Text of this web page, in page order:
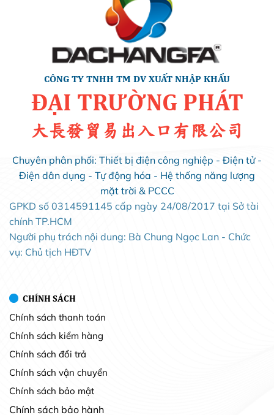
CÔNG TY TNHH TM DV XUẤT NHẬP KHẨU
ĐẠI TRƯỜNG PHÁT
大長發貿易出入口有限公司
Chuyên phân phối: Thiết bị điện công nghiệp - Điện tử -
Điện dân dụng - Tự động hóa - Hệ thống năng lượng
mặt trời & PCCC
GPKD số 0314591145 cấp ngày 24/08/2017 tại Sở tài
chính TP.HCM
Người phụ trách nội dung: Bà Chung Ngọc Lan - Chức
vụ: Chủ tịch HĐTV
CHÍNH SÁCH
Chính sách thanh toán
Chính sách kiểm hàng
Chính sách đổi trả
Chính sách vận chuyển
Chính sách bảo mật
Chính sách bảo hành